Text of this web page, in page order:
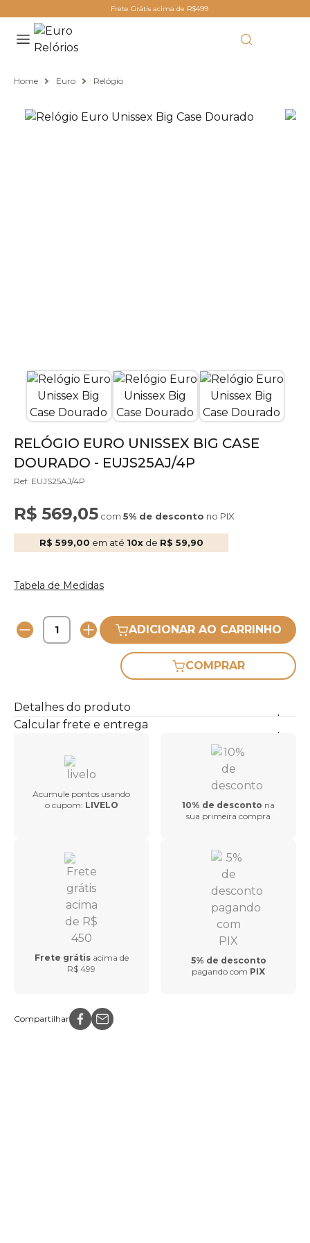
Frete Grátis acima de R$499
Home Euro Relógio
RELÓGIO EURO UNISSEX BIG CASE
DOURADO - EUJS25AJ/4P
Ref: EUJS25AJ/4P
R$ 569,05 com 5% de desconto no PIX
R$ 599,00 em até 10xde R$ 59,90
Tabela de Medidas
ADICIONAR AO CARRINHO
COMPRAR
Detalhes do produto
Calcular frete e entrega
Acumule pontos usando
o cupom: LIVELO 10% de desconto na
sua primeira compra
Frete grátis acima de
R$ 499
5% de desconto
pagando com PIX
Compartilhar